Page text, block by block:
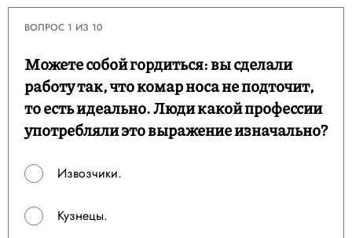
ВОПРОС 1 ИЗ 10
Можете собой гордиться: вы сделали
работу так, что комар носа не подточит,
то есть идеально. Люди какой профессии
употребляли это выражение изначально?
Извозчики.
Кузнецы.